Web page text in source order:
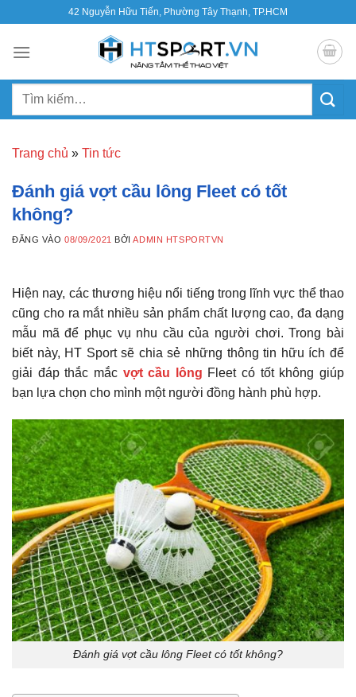
nội
42 Nguyễn Hữu Tiến, Phường Tây Thạnh, TP.HCM
Tìm
Trang chủ » Tin tức
Đánh giá vợt cầu lông Fleet có tốt
không?
ĐĂNG VÀO08/09/2021 BỞIADMIN HTSPORTVN
Hiện nay, các thương hiệu nổi tiếng trong lĩnh vực thể thao
cũng cho ra mắt nhiều sản phẩm chất lượng cao, đa dạng
mẫu mã để phục vụ nhu cầu của người chơi. Trong bài
biết này, HT Sport sẽ chia sẻ những thông tin hữu ích để
giải đáp thắc mắc vợt cầu lông Fleet có tốt không giúp
bạn lựa chọn cho mình một người đồng hành phù hợp.
Đánh giá vợt cầu lông Fleet có tốt không?